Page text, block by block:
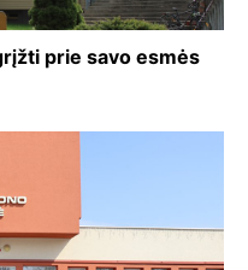
prie savo esmės